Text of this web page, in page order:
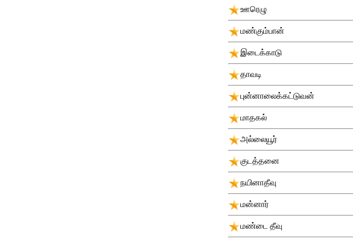
ஊரெழு
மண்கும்பான்
இடைக்காடு
தாவடி
புன்னாலைக்கட்டுவன்
மாதகல்
அல்லையூர்
குடத்தனை
நயினாதீவு
மன்னார்
மண்டை தீவு